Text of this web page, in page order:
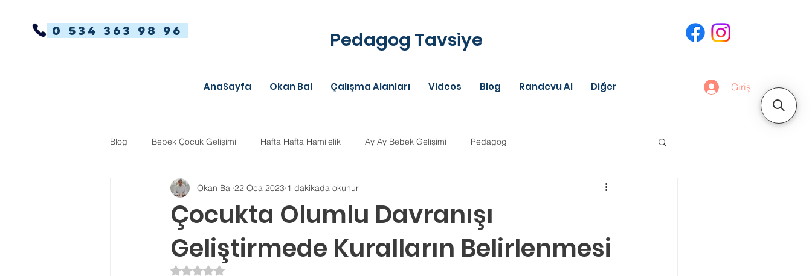
0 534 363 98 96 Pedagog Tavsiye
AnaSayfa Okan Bal Çalışma Alanları Videos Blog Randevu Al Diğer Giriş
Blog Bebek Çocuk Gelişimi Hafta Hafta Hamilelik Ay Ay Bebek Gelişimi Pedagog
Dikkat Dağınıklığı Hiperaktivite Anne-Baba Eğitimi
TYT-AYT Eğitim Danışmanlığı Aile Danışmanlığı Psikolojik Danışman Meslek Danışmanlığı
Çocukta Olumlu Davranışı
Geliştirmede Kuralların Belirlenmesi
Okan Bal 22 Oca 2023 1 dakikada okunur
5 üzerinden NaN yıldız